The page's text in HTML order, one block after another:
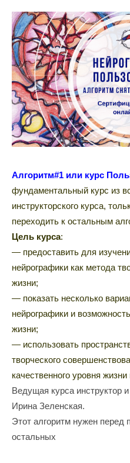
Алгоритм#1 или курс
фундаментальный курс из
инструкторского курса,
переходить к остальным
Цель курса:
— предоставить для
нейрографики как метода
жизни;
— показать несколько
нейрографики и
жизни;
— использовать
творческого
качественного уровня
Ведущая курса инструктор
Ирина Зеленская.
Этот алгоритм нужен перед
остальных